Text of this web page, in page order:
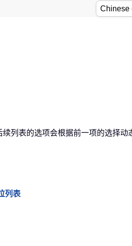
列表的选项会根据前一项的选择动
列表